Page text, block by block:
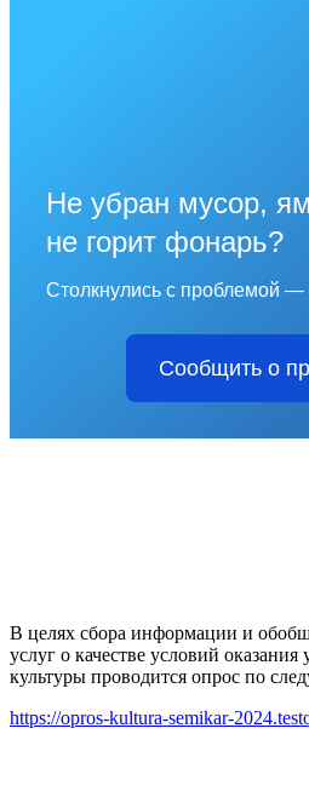
Не убран мусор,
не горит фонарь?
Столкнулись с проблемой —
Сообщить о
В целях сбора информации и
услуг о качестве условий
культуры проводится опрос по
https://opros-kultura-semikar-